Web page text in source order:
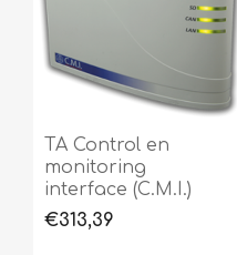
TA Control en
monitoring
interface (C.M.I.)
€313,39